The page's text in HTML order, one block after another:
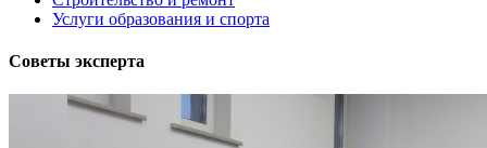
Услуги образования и спорта
Советы эксперта